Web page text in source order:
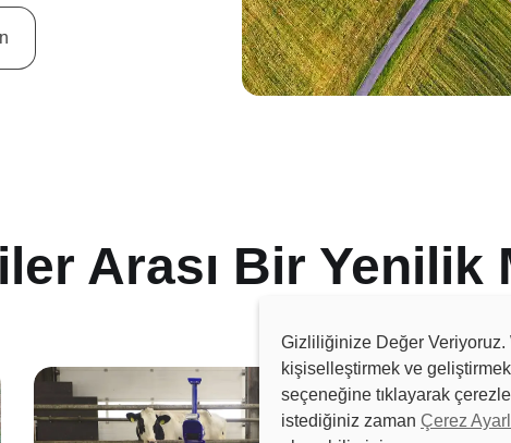
Arası Bir Yenilik
Gizliliğinize Değer
kişiselleştirmek ve
seçeneğine tıklayarak
istediğiniz zaman Çerez